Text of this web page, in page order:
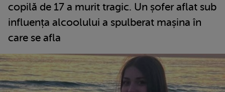
copilă de 17 a murit tragic. Un șofer aflat sub
influența alcoolului a spulberat mașina în
care se afla